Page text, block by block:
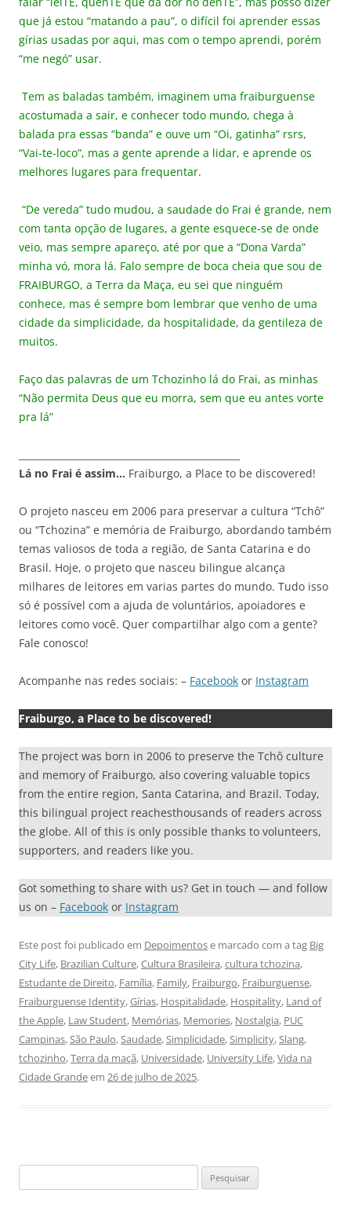
que já estou “matando a pau”, o difícil foi aprender essas
gírias usadas por aqui, mas com o tempo aprendi, porém
“me negó” usar.
Tem as baladas também, imaginem uma fraiburguense
acostumada a sair, e conhecer todo mundo, chega à
balada pra essas “banda” e ouve um “Oi, gatinha” rsrs,
“Vai-te-loco”, mas a gente aprende a lidar, e aprende os
melhores lugares para frequentar.
“De vereda” tudo mudou, a saudade do Frai é grande, nem
com tanta opção de lugares, a gente esquece-se de onde
veio, mas sempre apareço, até por que a “Dona Varda”
minha vó, mora lá. Falo sempre de boca cheia que sou de
FRAIBURGO, a Terra da Maça, eu sei que ninguém
conhece, mas é sempre bom lembrar que venho de uma
cidade da simplicidade, da hospitalidade, da gentileza de
muitos.
Faço das palavras de um Tchozinho lá do Frai, as minhas
“Não permita Deus que eu morra, sem que eu antes vorte
pra lá”
Lá no Frai é assim… Fraiburgo, a Place to be discovered!
O projeto nasceu em 2006 para preservar a cultura “Tchô”
ou “Tchozina” e memória de Fraiburgo, abordando também
temas valiosos de toda a região, de Santa Catarina e do
Brasil. Hoje, o projeto que nasceu bilingue alcança
milhares de leitores em varias partes do mundo. Tudo isso
só é possível com a ajuda de voluntários, apoiadores e
leitores como você. Quer compartilhar algo com a gente?
Fale conosco!
Acompanhe nas redes sociais: – Facebook or Instagram
Fraiburgo, a Place to be discovered!
The project was born in 2006 to preserve the Tchô culture
and memory of Fraiburgo, also covering valuable topics
from the entire region, Santa Catarina, and Brazil. Today,
this bilingual project reachesthousands of readers across
the globe. All of this is only possible thanks to volunteers,
supporters, and readers like you.
Got something to share with us? Get in touch — and follow
us on – Facebook or Instagram
Este post foi publicado em Depoimentose marcado com a tag Big
City Life, Brazilian Culture,Cultura Brasileira,cultura tchozina,
Estudante de Direito, Família, Family, Fraiburgo, Fraiburguense,
Fraiburguense Identity,Gírias, Hospitalidade, Hospitality, Land of
the Apple, Law Student, Memórias, Memories, Nostalgia, PUC
Campinas,São Paulo,Saudade,Simplicidade,Simplicity,Slang,
tchozinho,Terra da maçã, Universidade, University Life,Vida na
Cidade Grandeem 26 de julho de 2025.
por: